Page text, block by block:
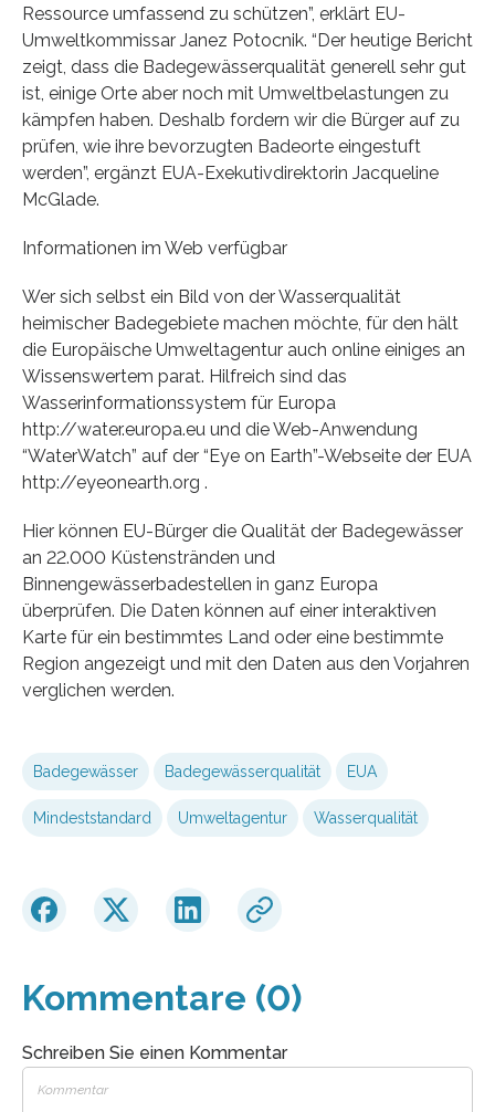
Ressource umfassend zu schützen”, erklärt EU-
Umweltkommissar Janez Potocnik. “Der heutige Bericht
zeigt, dass die Badegewässerqualität generell sehr gut
ist, einige Orte aber noch mit Umweltbelastungen zu
kämpfen haben. Deshalb fordern wir die Bürger auf zu
prüfen, wie ihre bevorzugten Badeorte eingestuft
werden”, ergänzt EUA-Exekutivdirektorin Jacqueline
McGlade.
Informationen im Web verfügbar
Wer sich selbst ein Bild von der Wasserqualität
heimischer Badegebiete machen möchte, für den hält
die Europäische Umweltagentur auch online einiges an
Wissenswertem parat. Hilfreich sind das
Wasserinformationssystem für Europa
http://water.europa.eu und die Web-Anwendung
“WaterWatch” auf der “Eye on Earth”-Webseite der EUA
http://eyeonearth.org .
Hier können EU-Bürger die Qualität der Badegewässer
an 22.000 Küstenstränden und
Binnengewässerbadestellen in ganz Europa
überprüfen. Die Daten können auf einer interaktiven
Karte für ein bestimmtes Land oder eine bestimmte
Region angezeigt und mit den Daten aus den Vorjahren
verglichen werden.
Badegewässer Badegewässerqualität EUA
Mindeststandard Umweltagentur Wasserqualität
Kommentare (0)
Schreiben Sie einen Kommentar